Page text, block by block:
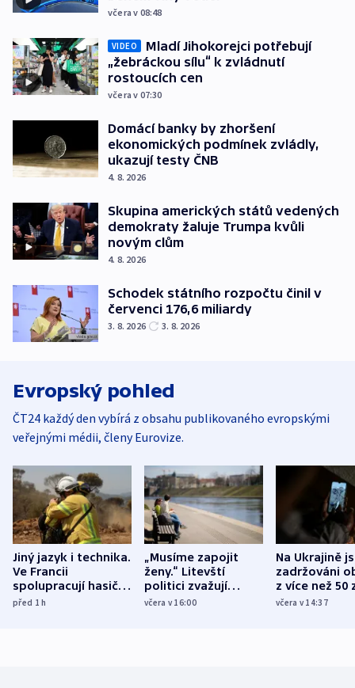
včera v 08:48
VIDEO
Mladí Jihokorejci potřebují
„žebráckou sílu“ k zvládnutí
rostoucích cen
včera v 07:30
Domácí banky by zhoršení
ekonomických podmínek zvládly,
ukazují testy ČNB
4. 8. 2026
Skupina amerických států vedených
demokraty žaluje Trumpa kvůli
novým clům
4. 8. 2026
Schodek státního rozpočtu činil v
červenci 176,6 miliardy
3. 8. 2026 3. 8. 2026
Evropský pohled
ČT24 každý den vybírá z obsahu publikovaného evropskými
veřejnými médii, členy Eurovize.
Jiný jazyk i technika.
Ve Francii
spolupracují hasiči z
různých zemí
před 1h
„Musíme zapojit
ženy.“ Litevští
politici zvažují
dohodu o
včera v 16:00
Na Ukrajině
zadržováni
z více než 50
Bojovali na
včera v 14:37